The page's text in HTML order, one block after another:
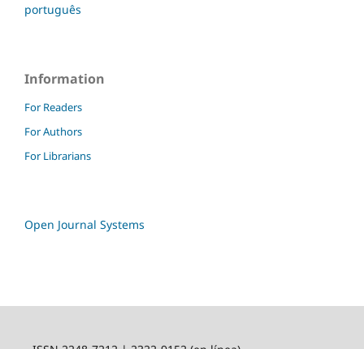
português
Information
For Readers
For Authors
For Librarians
Open Journal Systems